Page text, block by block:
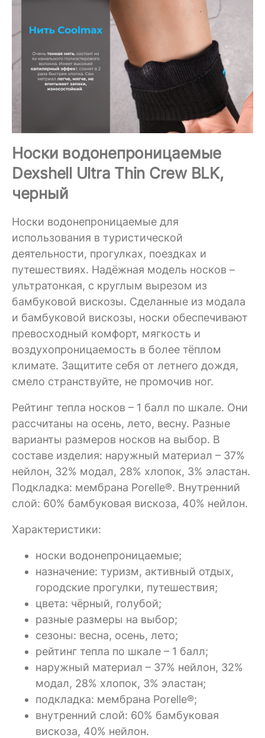
Носки водонепроницаемые
Dexshell Ultra Thin Crew BLK,
черный
Носки водонепроницаемые для
использования в туристической
деятельности, прогулках, поездках и
путешествиях. Надёжная модель носков –
ультратонкая, с круглым вырезом из
бамбуковой вискозы. Сделанные из модала
и бамбуковой вискозы, носки обеспечивают
превосходный комфорт, мягкость и
воздухопроницаемость в более тёплом
климате. Защитите себя от летнего дождя,
смело странствуйте, не промочив ног.
Рейтинг тепла носков – 1 балл по шкале. Они
рассчитаны на осень, лето, весну. Разные
варианты размеров носков на выбор. В
составе изделия: наружный материал – 37%
нейлон, 32% модал, 28% хлопок, 3% эластан.
Подкладка: мембрана Porelle®. Внутренний
слой: 60% бамбуковая вискоза, 40% нейлон.
Характеристики:
носки водонепроницаемые;
назначение: туризм, активный отдых,
городские прогулки, путешествия;
цвета: чёрный, голубой;
разные размеры на выбор;
сезоны: весна, осень, лето;
рейтинг тепла по шкале – 1 балл;
наружный материал – 37% нейлон, 32%
модал, 28% хлопок, 3% эластан;
подкладка: мембрана Porelle®;
внутренний слой: 60% бамбуковая
вискоза, 40% нейлон.